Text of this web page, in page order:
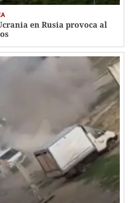
en Rusia provoca al